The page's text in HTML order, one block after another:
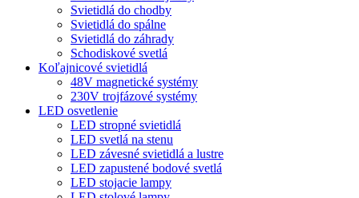
Svietidlá do chodby
Svietidlá do spálne
Svietidlá do záhrady
Schodiskové svetlá
Koľajnicové svietidlá
48V magnetické systémy
230V trojfázové systémy
LED osvetlenie
LED stropné svietidlá
LED svetlá na stenu
LED závesné svietidlá a lustre
LED zapustené bodové svetlá
LED stojacie lampy